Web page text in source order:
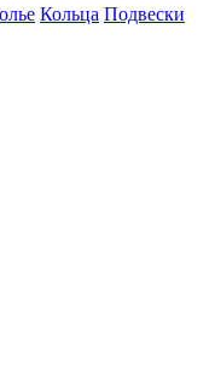
Кольца Подвески